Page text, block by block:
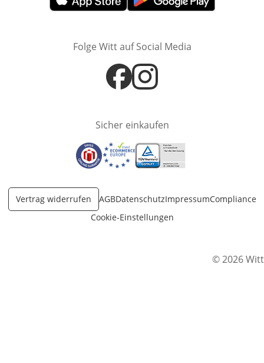
Öffnet in neuem FensterÖffnet in neuem Fenster
Folge Witt auf Social Media
Öffnet in neuem Fenster
Öffnet in neuem Fenster
Sicher einkaufen
Öffnet in neuem Fenster
Öffnet in neuem Fenster
Öffnet in neuem Fenster
Vertrag widerrufen AGBDatenschutzImpressumCompliance
Cookie-Einstellungen
© 2026 Witt